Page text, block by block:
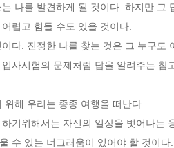
나를 발견하게 될 것이다. 하지만 그
렵고 힘들 수도 있을 것이다.
다. 진정한 나를 찾는 것은 그 누구도
사시험의 문제처럼 답을 알려주는 참
위해 우리는 종종 여행을 떠난다.
기위해서는 자신의 일상을 벗어나는
수 있는 너그러움이 있어야 할 것이다.